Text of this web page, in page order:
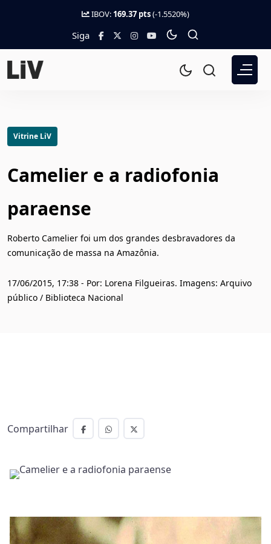
IBOV: 169.37 pts(-1.5520%)
Siga
Vitrine LiV
Camelier e a radiofonia
paraense
Roberto Camelier foi um dos grandes desbravadores da
comunicação de massa na Amazônia.
17/06/2015, 17:38 - Por: Lorena Filgueiras. Imagens: Arquivo
público / Biblioteca Nacional
Compartilhar